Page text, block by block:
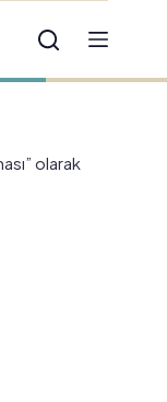
olarak